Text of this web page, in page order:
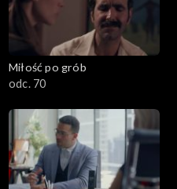
Miłość po grób
odc. 70